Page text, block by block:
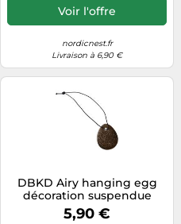
Voir l'offre
nordicnest.fr
Livraison à 6,90 €
DBKD Airy hanging egg
décoration suspendue
Brown
5,90 €